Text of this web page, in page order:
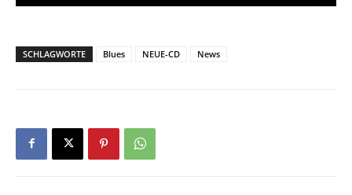
SCHLAGWORTE Blues NEUE-CD News